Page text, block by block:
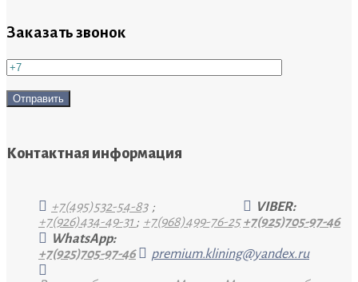
Заказать звонок
Контактная информация
+7(495)532-54-83 ;
+7(926)434-49-31 ; +7(968)499-76-25
VIBER:
+7(925)705-97-46
WhatsApp:
+7(925)705-97-46
premium.klining@yandex.ru